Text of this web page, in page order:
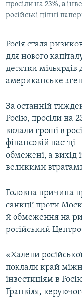
КРИМ РЕАЛІЇ
РУС
КТАТ
ДОЛУЧАЙСЯ!
Усі сайти RFE/RL
просіли на 23%, а
російські цінні
Росія стала
для нового
десятки мільярдів
американське
За останній
Росію, просіли на
вклали гроші в
фінансовій пастці
обмежені, а вихід
великими
Головна причина
санкції проти
й обмеження на
російський
«Халепи
поклали край
інвестиціям в
Ґранвіля,